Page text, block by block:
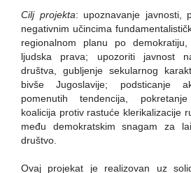
Cilj projekta: upoznavanje javnosti,
negativnim učincima
regionalnom planu po
ljudska prava; upozoriti javnost
društva, gubljenje sekularnog
bivše Jugoslavije; podsticanje
pomenutih tendencija,
koalicija protiv rastuće klerikalizacije
među demokratskim snagam za
društvo.
Ovaj projekat je realizovan uz